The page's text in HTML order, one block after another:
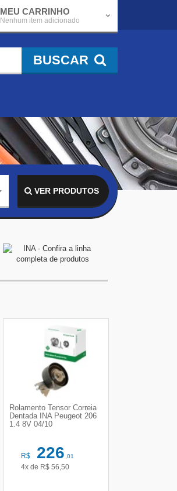
MEU CARRINHO
Nenhum item adicionado
BUSCAR
VER PRODUTOS
Rolamento Tensor Correia
Dentada INA Peugeot 206
1.4 8V 04/10
R$ 226,01
4x de R$ 56,50